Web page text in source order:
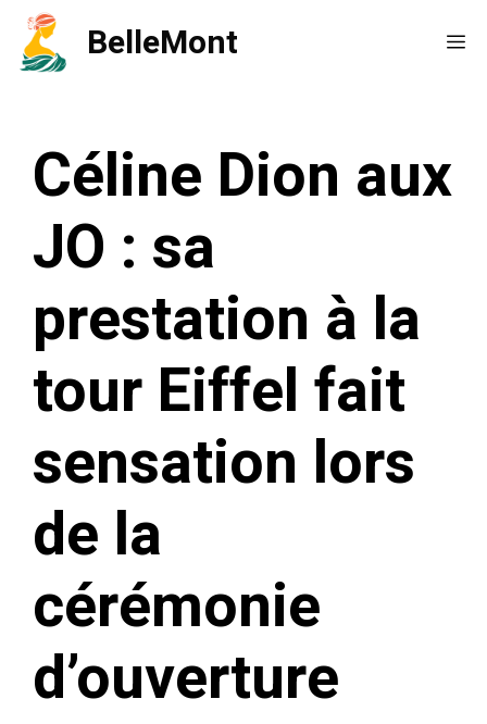
Aller
BelleMont
Céline Dion aux
JO : sa
prestation à la
tour Eiffel fait
sensation lors
de la
cérémonie
d’ouverture